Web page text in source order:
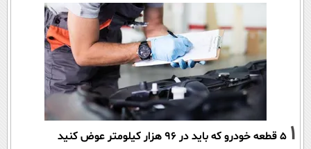
1 ۵ قطعه خودرو که باید در ۹۶ هزار کیلومتر عوض کنید